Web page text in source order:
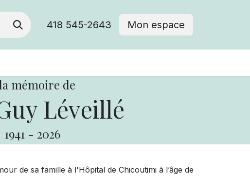
418 545-2643 Mon espace
mémoire de
Léveillé
1941 - 2026
de sa famille à l'Hôpital de Chicoutimi à l’âge de